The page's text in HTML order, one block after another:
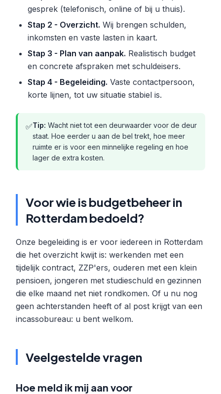
gesprek (telefonisch, online of bij u thuis).
Stap 2 - Overzicht. Wij brengen schulden,
inkomsten en vaste lasten in kaart.
Stap 3 - Plan van aanpak. Realistisch budget
en concrete afspraken met schuldeisers.
Stap 4 - Begeleiding. Vaste contactpersoon,
korte lijnen, tot uw situatie stabiel is.
✅Tip: Wacht niet tot een deurwaarder voor de deur
staat. Hoe eerder u aan de bel trekt, hoe meer
ruimte er is voor een minnelijke regeling en hoe
lager de extra kosten.
Voor wie is budgetbeheer in
Rotterdam bedoeld?
Onze begeleiding is er voor iedereen in Rotterdam
die het overzicht kwijt is: werkenden met een
tijdelijk contract, ZZP'ers, ouderen met een klein
pensioen, jongeren met studieschuld en gezinnen
die elke maand net niet rondkomen. Of u nu nog
geen achterstanden heeft of al post krijgt van een
incassobureau: u bent welkom.
Veelgestelde vragen
Hoe meld ik mij aan voor